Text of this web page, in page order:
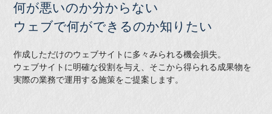
何が悪いのか分からない
ウェブで何ができるのか知りたい
作成しただけのウェブサイトに多々みられる機会損失。
ウェブサイトに明確な役割を与え、そこから得られる成果物を
実際の業務で運用する施策をご提案します。